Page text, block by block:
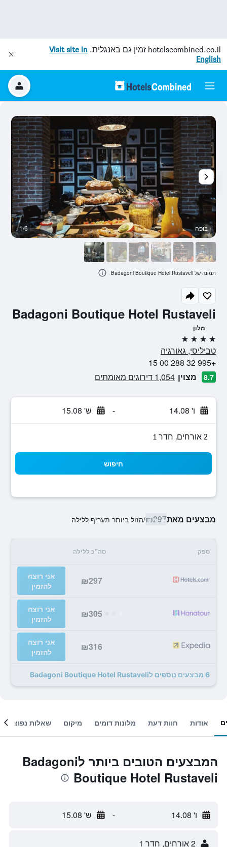
hotelscombined.co.il זמין גם באנגלית. Visit site in
English
Badagoni Boutique Hotel Rustaveli
מלון
4 כוכבים
טביליסי, גאורגיה
+995 32 288 00 15
8.7 מצוין 1,054 דירוגים מאומתים
ו' 14.08 - ש' 15.08
2 אורחים, חדר 1
חיפוש
מבצעים מאת₪297
/הזול ביותר תעריף ללילה
ספק סה"כ ללילה
₪297
אני רוצה
להזמין
₪305
אני רוצה
להזמין
₪316
אני רוצה
להזמין
6 מבצעים נוספים לBadagoni Boutique Hotel Rustaveli
בופה 1/6
תמונה של Badagoni Boutique Hotel Rustaveli
אודות חוות דעת מלונות דומים מיקום שאלות נפוצות
המבצעים הטובים ביותר לBadagoni
Boutique Hotel Rustaveli
ו' 14.08 - ש' 15.08
2 אורחים, חדר 1